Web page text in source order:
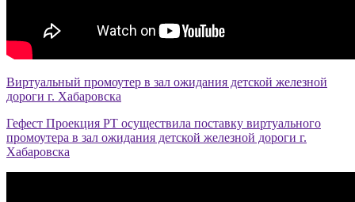
Виртуальный промоутер в зал ожидания детской железной
дороги г. Хабаровска
Гефест Проекция РТ осуществила поставку виртуального
промоутера в зал ожидания детской железной дороги г.
Хабаровска